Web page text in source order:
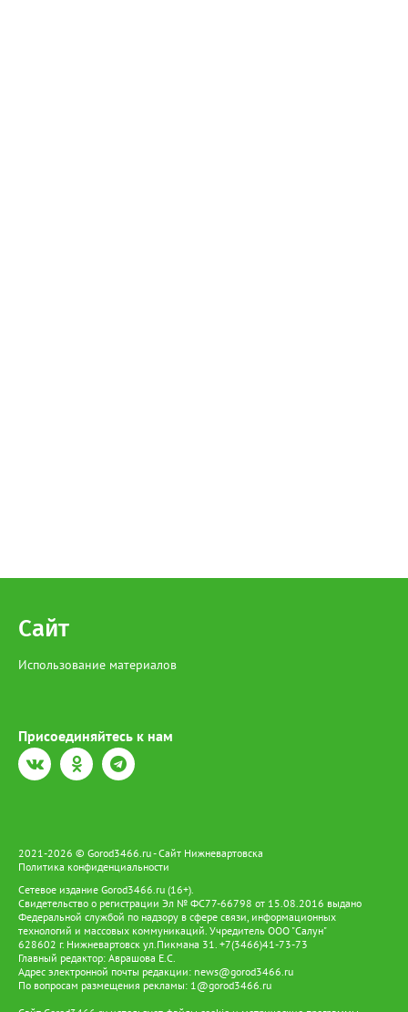
Сайт
Использование материалов
Присоединяйтесь к нам
2021-2026 © Gorod3466.ru - Сайт Нижневартовска
Политика конфиденциальности
Сетевое издание Gorod3466.ru (16+).
Свидетельство о регистрации Эл № ФС77-66798 от 15.08.2016 выдано
Федеральной службой по надзору в сфере связи, информационных
технологий и массовых коммуникаций. Учредитель ООО "Салун"
628602 г. Нижневартовск ул.Пикмана 31. +7(3466)41-73-73
Главный редактор: Аврашова Е.С.
Адрес электронной почты редакции: news@gorod3466.ru
По вопросам размещения рекламы: 1@gorod3466.ru